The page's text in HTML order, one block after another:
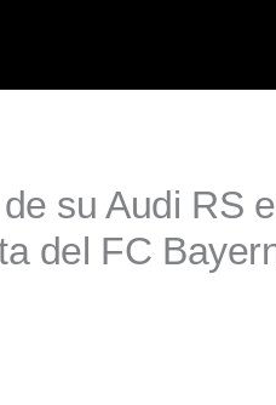
su Audi RS
del FC